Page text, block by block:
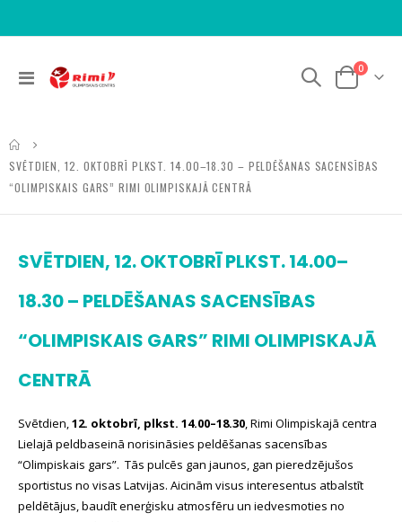
Toggle
Cart
0items
SVĒTDIEN, 12. OKTOBRĪ PLKST. 14.00–18.30 – PELDĒŠANAS SACENSĪBAS
“OLIMPISKAIS GARS” RIMI OLIMPISKAJĀ CENTRĀ
SVĒTDIEN, 12. OKTOBRĪ PLKST. 14.00–
18.30 – PELDĒŠANAS SACENSĪBAS
“OLIMPISKAIS GARS” RIMI OLIMPISKAJĀ
CENTRĀ
Svētdien, 12. oktobrī, plkst. 14.00–18.30 , Rimi Olimpiskajā centra
Lielajā peldbaseinā norisināsies peldēšanas sacensības
“Olimpiskais gars”. Tās pulcēs gan jaunos, gan pieredzējušos
sportistus no visas Latvijas. Aicinām visus interesentus atbalstīt
peldētājus, baudīt enerģisku atmosfēru un iedvesmoties no